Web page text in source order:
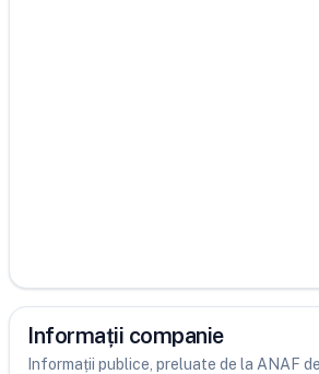
Informații companie
Informații publice, preluate de la ANAF